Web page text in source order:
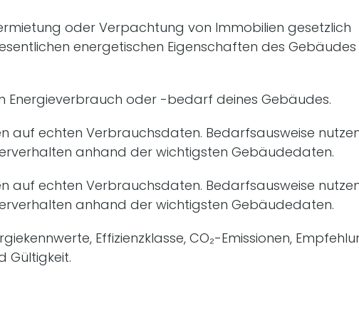
oder Verpachtung von Immobilien gesetzlich
energetischen Eigenschaften des Gebäudes
Energieverbrauch oder -bedarf deines Gebäudes.
auf echten Verbrauchsdaten. Bedarfsausweise
anhand der wichtigsten Gebäudedaten.
auf echten Verbrauchsdaten. Bedarfsausweise
anhand der wichtigsten Gebäudedaten.
Effizienzklasse, CO₂-Emissionen,
Gültigkeit.